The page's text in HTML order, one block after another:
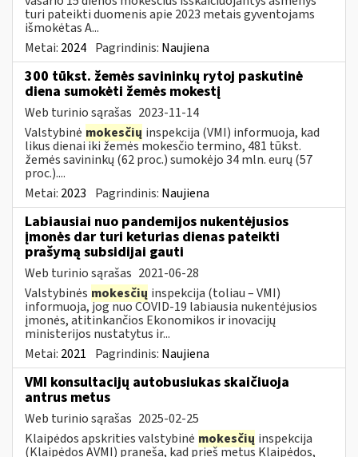
turi pateikti duomenis apie 2023 metais gyventojams
išmokėtas A...
Metai: 2024 Pagrindinis: Naujiena
300 tūkst. žemės savininkų rytoj paskutinė
diena sumokėti žemės mokestį
Web turinio sąrašas 2023-11-14
Valstybinė mokesčių inspekcija (VMI) informuoja, kad
likus dienai iki žemės mokesčio termino, 481 tūkst.
žemės savininkų (62 proc.) sumokėjo 34 mln. eurų (57
proc.)....
Metai: 2023 Pagrindinis: Naujiena
Labiausiai nuo pandemijos nukentėjusios
įmonės dar turi keturias dienas pateikti
prašymą subsidijai gauti
Web turinio sąrašas 2021-06-28
Valstybinės mokesčių inspekcija (toliau – VMI)
informuoja, jog nuo COVID-19 labiausia nukentėjusios
įmonės, atitinkančios Ekonomikos ir inovacijų
ministerijos nustatytus ir...
Metai: 2021 Pagrindinis: Naujiena
VMI konsultacijų autobusiukas skaičiuoja
antrus metus
Web turinio sąrašas 2025-02-25
Klaipėdos apskrities valstybinė mokesčių inspekcija
(Klaipėdos AVMI) praneša, kad prieš metus Klaipėdos,